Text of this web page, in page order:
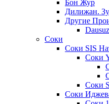
Бон Жур
Дилижан.
Другие
Dausuz
Соки
Соки SIS
Соки
Соки
Соки